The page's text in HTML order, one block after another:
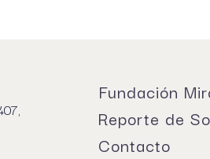
Fundación
Reporte de
Contacto